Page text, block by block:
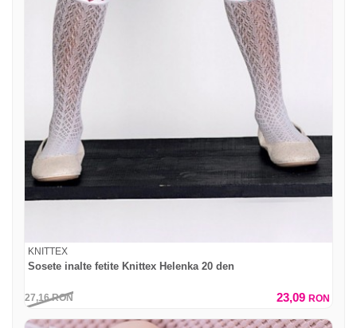
KNITTEX
Sosete inalte fetite Knittex Helenka 20 den
27,16RON 23,09 RON